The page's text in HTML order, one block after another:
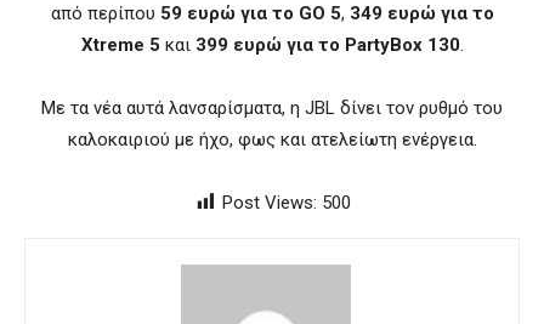
από περίπου 59 ευρώ για το GO 5, 349 ευρώ για το
Xtreme 5 και 399 ευρώ για το PartyBox 130.
Με τα νέα αυτά λανσαρίσματα, η JBL δίνει τον ρυθμό του
καλοκαιριού με ήχο, φως και ατελείωτη ενέργεια.
Post Views: 500